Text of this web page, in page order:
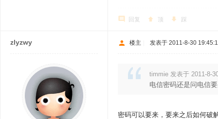
回复 顶 踩
zlyzwy 楼主 发表于 2011-8-30
timmie 发表于 2011-8-
电信密码还是问电信
密码可以要来，要来之后如何破